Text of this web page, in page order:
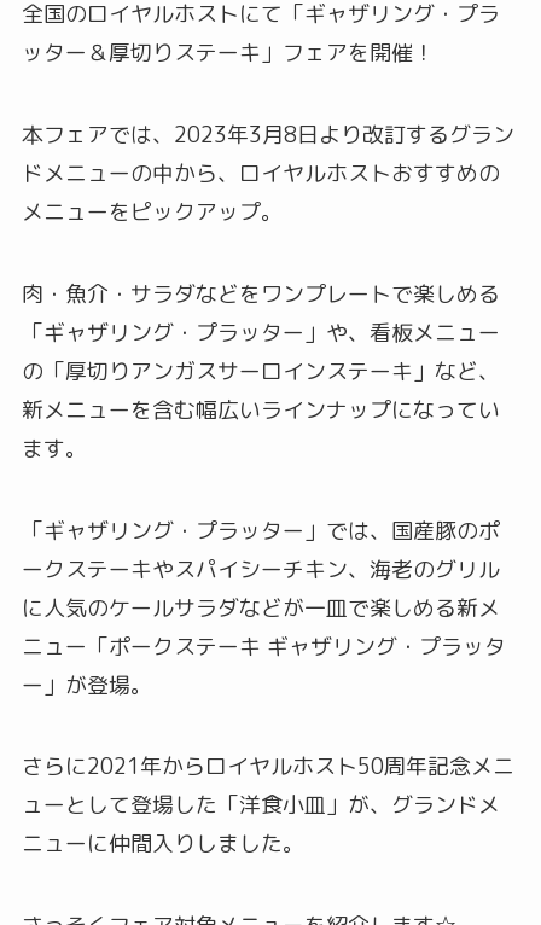
全国のロイヤルホストにて「ギャザリング・プラ
ッター＆厚切りステーキ」フェアを開催！
本フェアでは、2023年3月8日より改訂するグラン
ドメニューの中から、ロイヤルホストおすすめの
メニューをピックアップ。
肉・魚介・サラダなどをワンプレートで楽しめる
「ギャザリング・プラッター」や、看板メニュー
の「厚切りアンガスサーロインステーキ」など、
新メニューを含む幅広いラインナップになってい
ます。
「ギャザリング・プラッター」では、国産豚のポ
ークステーキやスパイシーチキン、海老のグリル
に人気のケールサラダなどが一皿で楽しめる新メ
ニュー「ポークステーキ ギャザリング・プラッタ
ー」が登場。
さらに2021年からロイヤルホスト50周年記念メニ
ューとして登場した「洋食小皿」が、グランドメ
ニューに仲間入りしました。